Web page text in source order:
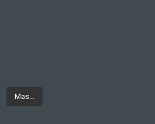
Mas...